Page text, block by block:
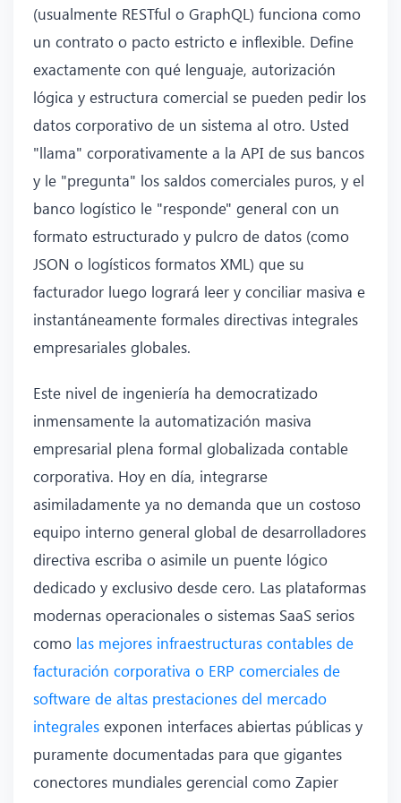
(usualmente RESTful o GraphQL) funciona como
un contrato o pacto estricto e inflexible. Define
exactamente con qué lenguaje, autorización
lógica y estructura comercial se pueden pedir los
datos corporativo de un sistema al otro. Usted
"llama" corporativamente a la API de sus bancos
y le "pregunta" los saldos comerciales puros, y el
banco logístico le "responde" general con un
formato estructurado y pulcro de datos (como
JSON o logísticos formatos XML) que su
facturador luego logrará leer y conciliar masiva e
instantáneamente formales directivas integrales
empresariales globales.
Este nivel de ingeniería ha democratizado
inmensamente la automatización masiva
empresarial plena formal globalizada contable
corporativa. Hoy en día, integrarse
asimiladamente ya no demanda que un costoso
equipo interno general global de desarrolladores
directiva escriba o asimile un puente lógico
dedicado y exclusivo desde cero. Las plataformas
modernas operacionales o sistemas SaaS serios
como las mejores infraestructuras contables de
facturación corporativa o ERP comerciales de
software de altas prestaciones del mercado
integrales exponen interfaces abiertas públicas y
puramente documentadas para que gigantes
conectores mundiales gerencial como Zapier